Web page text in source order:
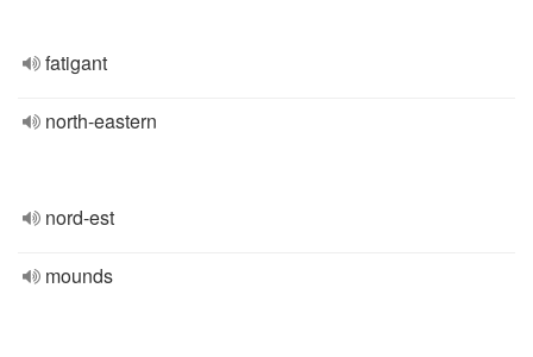
fatigant
north-eastern
nord-est
mounds